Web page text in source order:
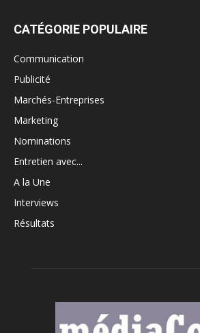
CATÉGORIE POPULAIRE
Communication
Publicité
Marchés-Entreprises
Marketing
Nominations
Entretien avec...
A la Une
Interviews
Résultats